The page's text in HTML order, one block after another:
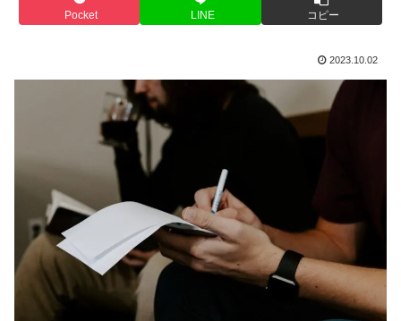
Pocket LINE コピー
2023.10.02